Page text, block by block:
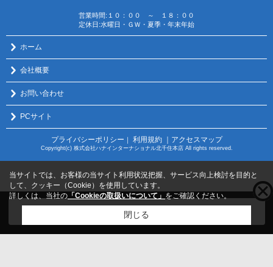
営業時間:１０：００ ～ １８：００
定休日:水曜日・ＧＷ・夏季・年末年始
ホーム
会社概要
お問い合わせ
PCサイト
プライバシーポリシー ｜ 利用規約 ｜アクセスマップ
Copyright(c) 株式会社ハナインターナショナル北千住本店 All rights reserved.
こちらの物件をご覧の方にお勧めな物件
当サイトでは、お客様の当サイト利用状況把握、サービス向上検討を目的と
して、クッキー（Cookie）を使用しています。
詳しくは、当社の 「Cookieの取扱いについて」 をご確認ください。
閉じる